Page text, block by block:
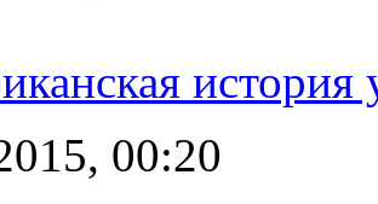
история
00:20